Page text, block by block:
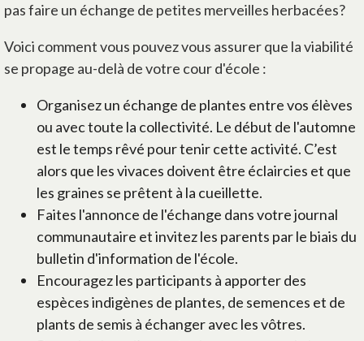
pas faire un échange de petites merveilles herbacées?
Voici comment vous pouvez vous assurer que la viabilité
se propage au-delà de votre cour d'école :
Organisez un échange de plantes entre vos élèves
ou avec toute la collectivité. Le début de l'automne
est le temps rêvé pour tenir cette activité. C’est
alors que les vivaces doivent être éclaircies et que
les graines se prêtent à la cueillette.
Faites l'annonce de l'échange dans votre journal
communautaire et invitez les parents par le biais du
bulletin d'information de l'école.
Encouragez les participants à apporter des
espèces indigènes de plantes, de semences et de
plants de semis à échanger avec les vôtres.